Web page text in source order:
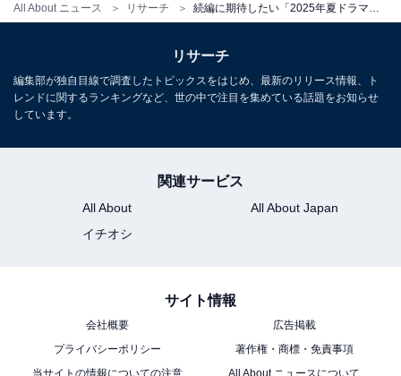
All About ニュース リサーチ
リサーチ
編集部が独自目線で調査したトピックスをはじめ、最新のリリース情報、ト
レンドに関するランキングなど、世の中で注目を集めている話題をお知らせ
しています。
関連サービス
All About
All About Japan
イチオシ
サイト情報
会社概要
広告掲載
プライバシーポリシー
著作権・商標・免責事項
当サイトの情報についての注意
All About ニュースについて